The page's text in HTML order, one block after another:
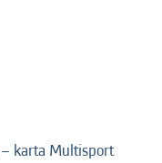
karta Multisport